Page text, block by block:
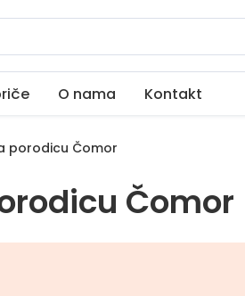
O nama Kontakt
porodicu Čomor
Čomor